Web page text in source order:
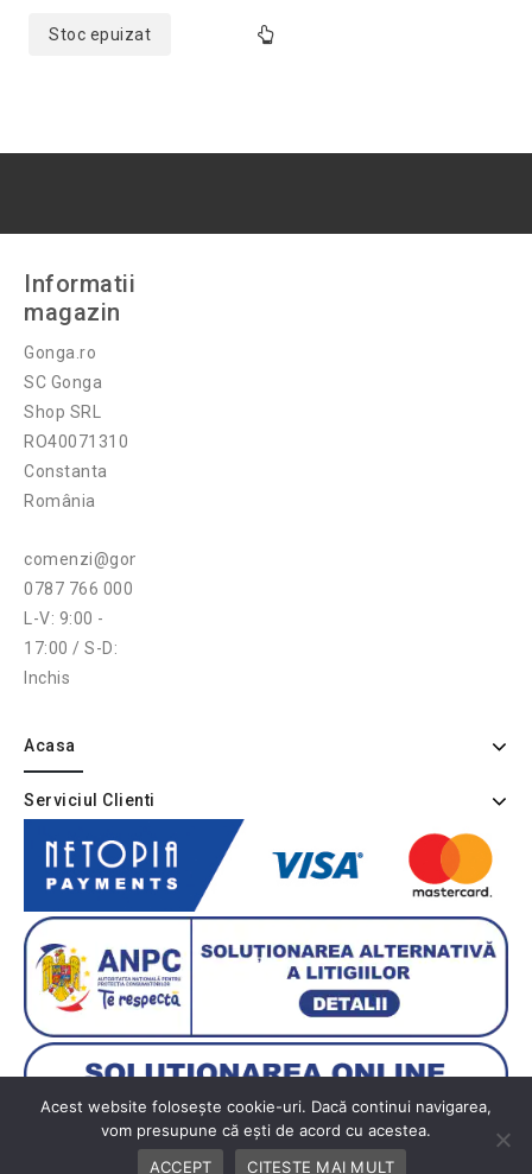
Stoc epuizat
Informatii
magazin
Gonga.ro
SC Gonga
Shop SRL
RO40071310
Constanta
România
comenzi@gonga.ro
0787 766 000
L-V: 9:00 -
17:00 / S-D:
Inchis
Acasa
Serviciul Clienti
Acest website folosește cookie-uri. Dacă continui navigarea,
vom presupune că ești de acord cu acestea.
ACCEPT
CITESTE MAI MULT